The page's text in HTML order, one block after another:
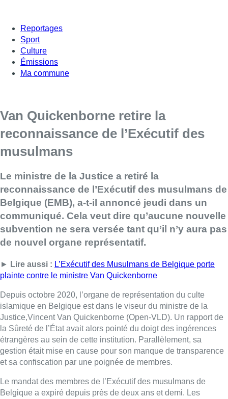
Reportages
Sport
Culture
Émissions
Ma commune
Van Quickenborne retire la
reconnaissance de l’Exécutif des
musulmans
Le ministre de la Justice a retiré la
reconnaissance de l’Exécutif des musulmans de
Belgique (EMB), a-t-il annoncé jeudi dans un
communiqué. Cela veut dire qu’aucune nouvelle
subvention ne sera versée tant qu’il n’y aura pas
de nouvel organe représentatif.
► Lire aussi : L’Exécutif des Musulmans de Belgique porte
plainte contre le ministre Van Quickenborne
Depuis octobre 2020, l’organe de représentation du culte
islamique en Belgique est dans le viseur du ministre de la
Justice,Vincent Van Quickenborne (Open-VLD). Un rapport de
la Sûreté de l’État avait alors pointé du doigt des ingérences
étrangères au sein de cette institution. Parallèlement, sa
gestion était mise en cause pour son manque de transparence
et sa confiscation par une poignée de membres.
Le mandat des membres de l’Exécutif des musulmans de
Belgique a expiré depuis près de deux ans et demi. Les